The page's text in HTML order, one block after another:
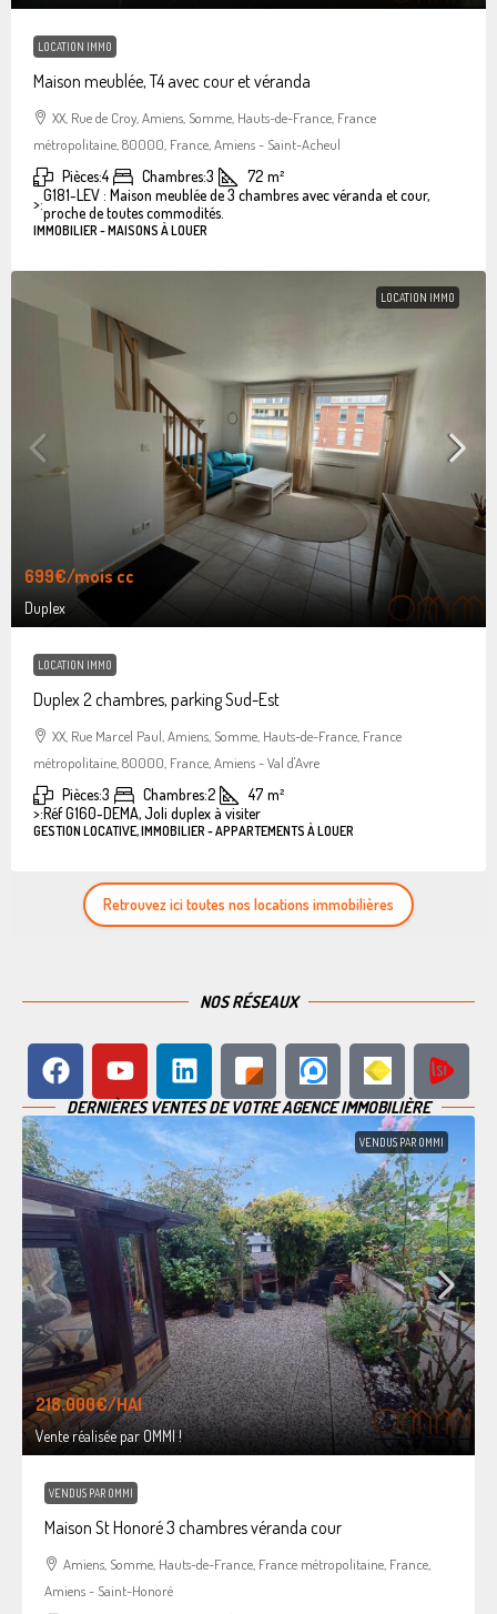
LOCATION IMMO
Maison meublée, T4 avec cour et véranda
XX, Rue de Croy, Amiens, Somme, Hauts-de-France, France
métropolitaine, 80000, France, Amiens - Saint-Acheul
Pièces:4 Chambres:3 72 m²
>:G181-LEV : Maison meublée de 3 chambres avec véranda et cour,
proche de toutes commodités.
IMMOBILIER - MAISONS À LOUER
LOCATION IMMO
699€/mois cc
Duplex
LOCATION IMMO
Duplex 2 chambres, parking Sud-Est
XX, Rue Marcel Paul, Amiens, Somme, Hauts-de-France, France
métropolitaine, 80000, France, Amiens - Val d'Avre
Pièces:3 Chambres:2 47 m²
>:Réf G160-DEMA, Joli duplex à visiter
GESTION LOCATIVE, IMMOBILIER - APPARTEMENTS À LOUER
Retrouvez ici toutes nos locations immobilières
NOS RÉSEAUX
DERNIÈRES VENTES DE VOTRE AGENCE IMMOBILIÈRE
VENDUS PAR OMMI
218.000€/HAI
Vente réalisée par OMMI !
VENDUS PAR OMMI
Maison St Honoré 3 chambres véranda cour
Amiens, Somme, Hauts-de-France, France métropolitaine, France,
Amiens - Saint-Honoré